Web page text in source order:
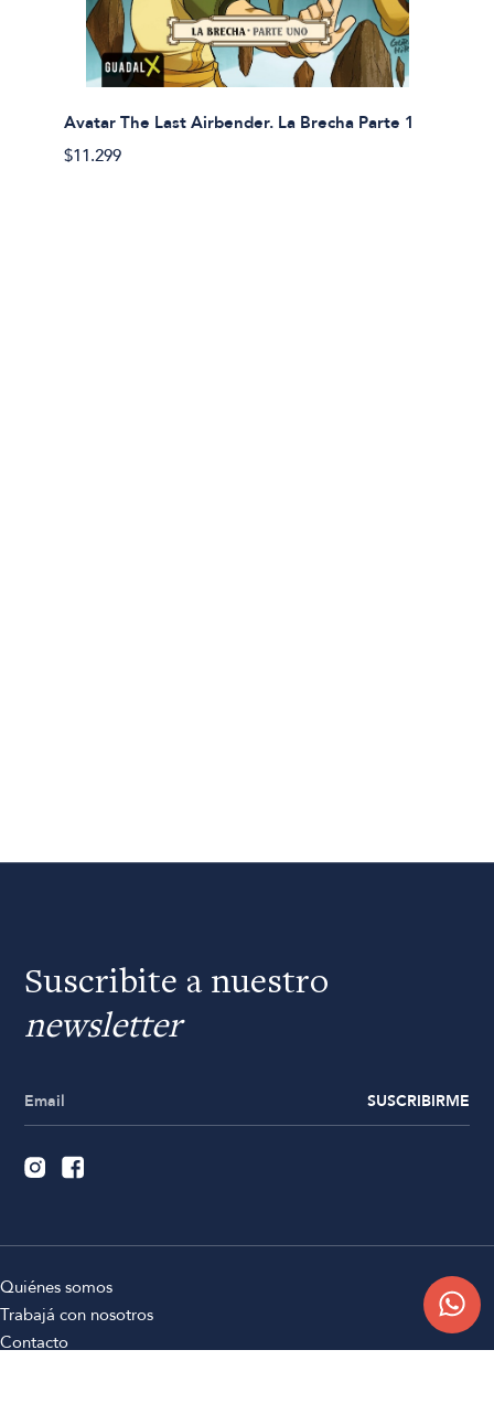
Avatar The Last Airbender. La Brecha Parte 1
$11.299
Suscribite a nuestro
newsletter
SUSCRIBIRME
Quiénes somos
Trabajá con nosotros
Contacto